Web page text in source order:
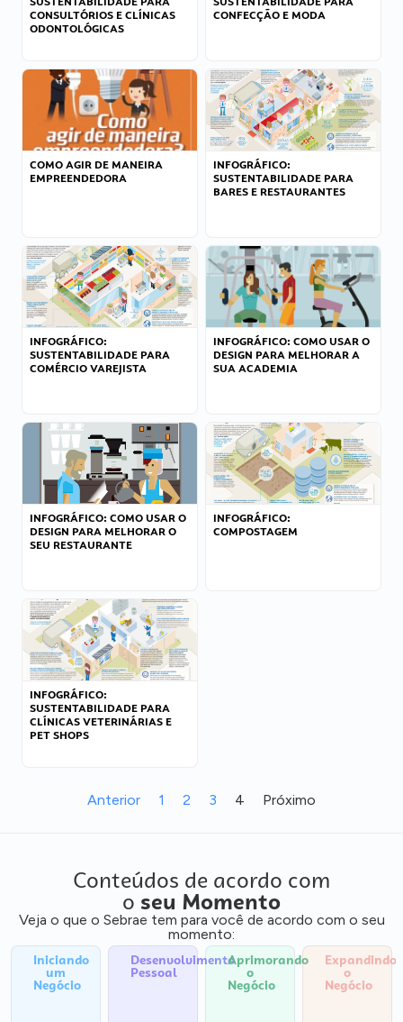
CONSULTÓRIOS E CLÍNICAS
ODONTOLÓGICAS
CONFECÇÃO E MODA
COMO AGIR DE MANEIRA
EMPREENDEDORA
INFOGRÁFICO:
SUSTENTABILIDADE PARA
BARES E RESTAURANTES
INFOGRÁFICO:
SUSTENTABILIDADE PARA
COMÉRCIO VAREJISTA
INFOGRÁFICO: COMO USAR O
DESIGN PARA MELHORAR A
SUA ACADEMIA
INFOGRÁFICO: COMO USAR O
DESIGN PARA MELHORAR O
SEU RESTAURANTE
INFOGRÁFICO:
COMPOSTAGEM
INFOGRÁFICO:
SUSTENTABILIDADE PARA
CLÍNICAS VETERINÁRIAS E
PET SHOPS
Anterior 1 2 3 4 Próximo
Conteúdos de acordo com
o seu Momento
Veja o que o Sebrae tem para você de acordo com o seu
momento:
Iniciando
um
Negócio
Desenvolvimento
Pessoal
Aprimorando
o
Negócio
Expandindo
o
Negócio